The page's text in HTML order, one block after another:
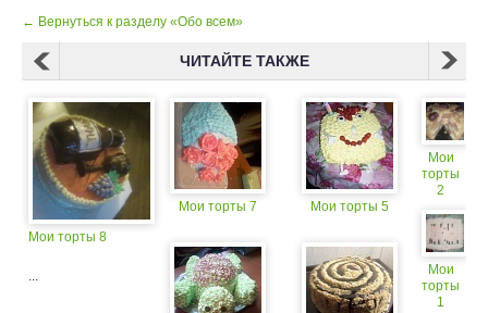
← Вернуться к разделу «Обо всем»
ЧИТАЙТЕ ТАКЖЕ
Мои торты 8
...
Мои торты 7 Мои торты 5
Мои
торты
2
Мои
торты
1